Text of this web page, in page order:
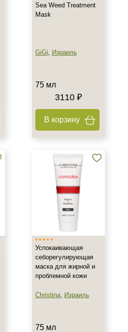
Sea Weed Treatment
Mask
GiGi, Израиль
75 мл
3110 ₽
В корзину
Успокаивающая
себорегулирующая
маска для жирной и
проблемной кожи
Christina, Израиль
75 мл